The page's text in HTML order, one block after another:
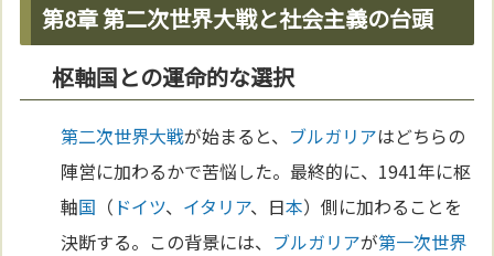
第8章 第二次世界大戦と社会主義の台頭
枢軸国との運命的な選択
第二次世界大戦が始まると、 ブルガリアはどちらの
陣営に加わるかで苦悩した。最終的に、1941年に枢
軸国 （ ドイツ、 イタリア、日本）側に加わることを
決断する。この背景には、 ブルガリアが第一次世界